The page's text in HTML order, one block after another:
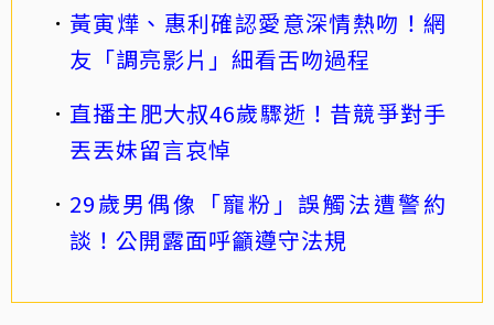
黃寅燁、惠利確認愛意深情熱吻！網
友「調亮影片」細看舌吻過程
直播主肥大叔46歲驟逝！昔競爭對手
丟丟妹留言哀悼
29歲男偶像「寵粉」誤觸法遭警約
談！公開露面呼籲遵守法規